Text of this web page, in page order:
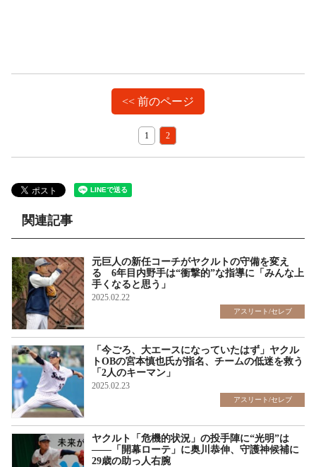
<< 前のページ
1 2
関連記事
元巨人の新任コーチがヤクルトの守備を変え
る 6年目内野手は“衝撃的”な指導に「みんな上
手くなると思う」
2025.02.22
アスリート/セレブ
「今ごろ、大エースになっていたはず」ヤクル
トOBの宮本慎也氏が指名、チームの低迷を救う
「2人のキーマン」
2025.02.23
アスリート/セレブ
ヤクルト「危機的状況」の投手陣に“光明”は
――「開幕ローテ」に奥川恭伸、守護神候補に
29歳の助っ人右腕